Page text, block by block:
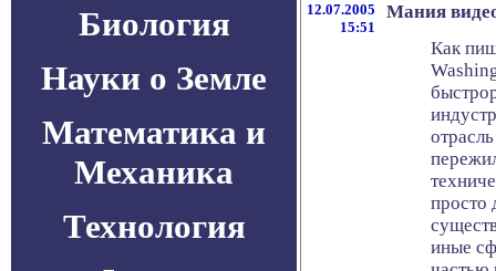
Биология
Науки о Земле
Математика и
Механика
Технология
12.07.2005
15:51
Мания
Как
просто
иные